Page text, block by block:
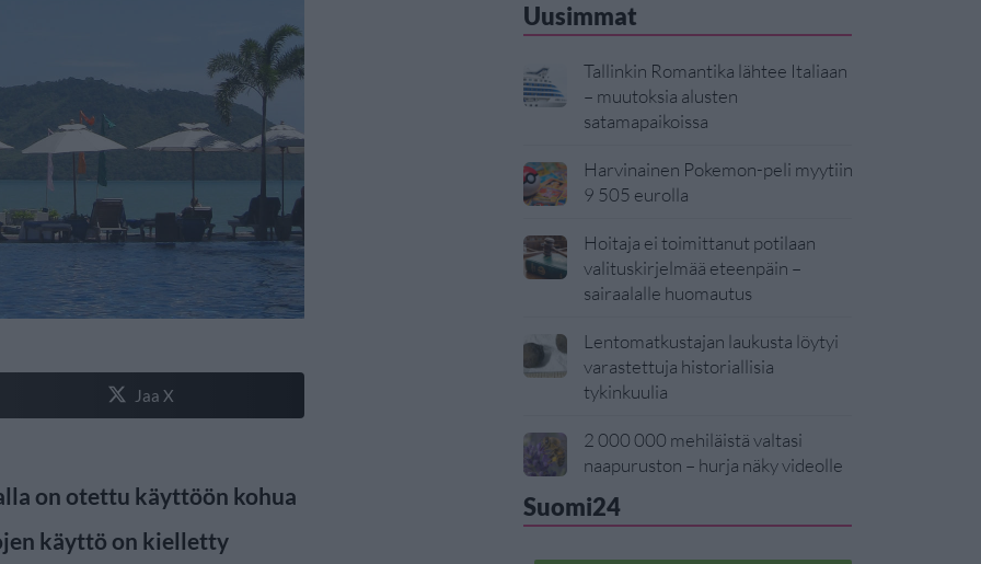
Jaa X
on otettu käyttöön kohua
käyttö on kielletty
Uusimmat
Tallinkin Romantika lähtee Italiaan
– muutoksia alusten
satamapaikoissa
Harvinainen Pokemon-peli myytiin
9 505 eurolla
Hoitaja ei toimittanut potilaan
valituskirjelmää eteenpäin –
sairaalalle huomautus
Lentomatkustajan laukusta löytyi
varastettuja historiallisia
tykinkuulia
2 000 000 mehiläistä valtasi
naapuruston – hurja näky videolle
Suomi24